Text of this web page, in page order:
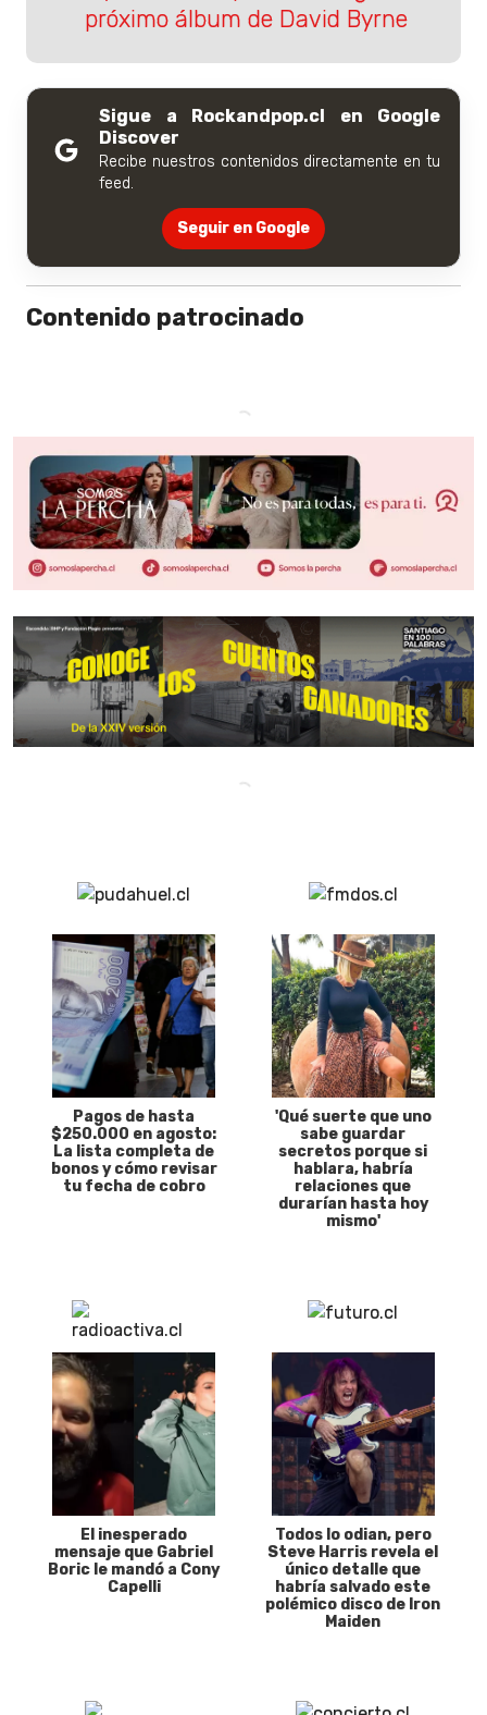
próximo álbum de David Byrne
Sigue a Rockandpop.cl en Google
Discover
Recibe nuestros contenidos directamente en tu
feed.
Seguir en Google
Contenido patrocinado
Pagos de hasta
$250.000 en agosto:
La lista completa de
bonos y cómo revisar
tu fecha de cobro
'Qué suerte que uno
sabe guardar
secretos porque si
hablara, habría
relaciones que
durarían hasta hoy
mismo'
El inesperado
mensaje que Gabriel
Boric le mandó a Cony
Capelli
Todos lo odian, pero
Steve Harris revela el
único detalle que
habría salvado este
polémico disco de Iron
Maiden